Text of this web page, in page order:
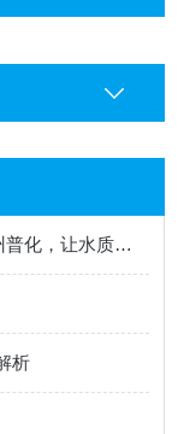
高稳定性PH校准液国产厂家推荐：福州普化，让水质分析更经济更简单更可靠
析